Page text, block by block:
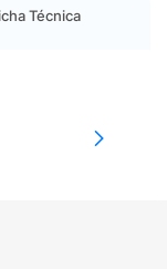
Técnica